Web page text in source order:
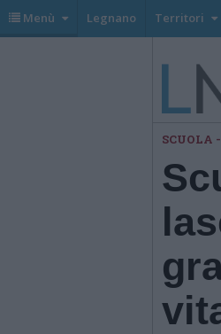
Menù Legnano Territori
SCUOLA